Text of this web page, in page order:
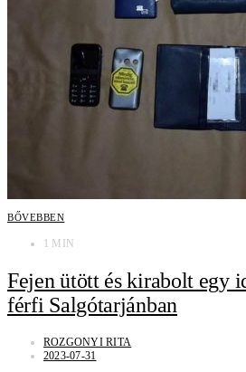
BŐVEBBEN
1 MIN
Fejen ütött és kirabolt egy
férfi Salgótarjánban
ROZGONYI RITA
2023-07-31